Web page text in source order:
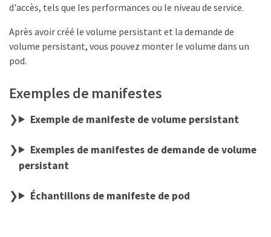
d'accès, tels que les performances ou le niveau de service.
Après avoir créé le volume persistant et la demande de
volume persistant, vous pouvez monter le volume dans un
pod.
Exemples de manifestes
Exemple de manifeste de volume persistant
Exemples de manifestes de demande de volume
persistant
Échantillons de manifeste de pod